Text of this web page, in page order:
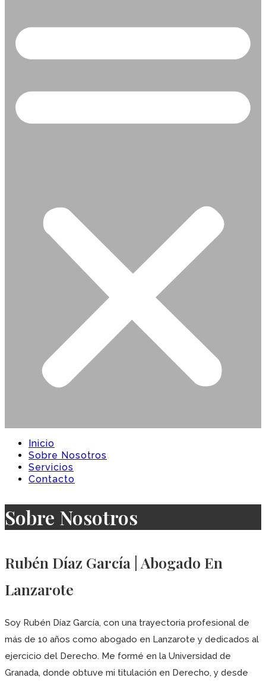
Inicio
Sobre Nosotros
Servicios
Contacto
Sobre Nosotros
Rubén Díaz García | Abogado En
Lanzarote
Soy Rubén Díaz García, con una trayectoria profesional de
más de 10 años como abogado en Lanzarote y dedicados al
ejercicio del Derecho. Me formé en la Universidad de
Granada, donde obtuve mi titulación en Derecho, y desde